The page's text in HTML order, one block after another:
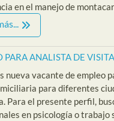
en el manejo de
PARA ANALISTA DE
nueva vacante de empleo
para diferentes
Para el presente perfil,
en psicología o trabajo